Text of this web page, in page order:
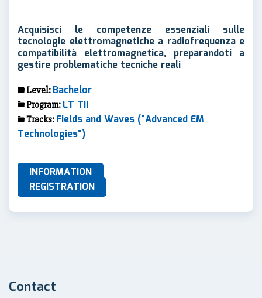
Acquisisci le competenze essenziali sulle
tecnologie elettromagnetiche a radiofrequenza e
compatibilità elettromagnetica, preparandoti a
gestire problematiche tecniche reali
Level: Bachelor
Program: LT TII
Tracks: Fields and Waves ("Advanced EM
Technologies")
INFORMATION
REGISTRATION
Contact